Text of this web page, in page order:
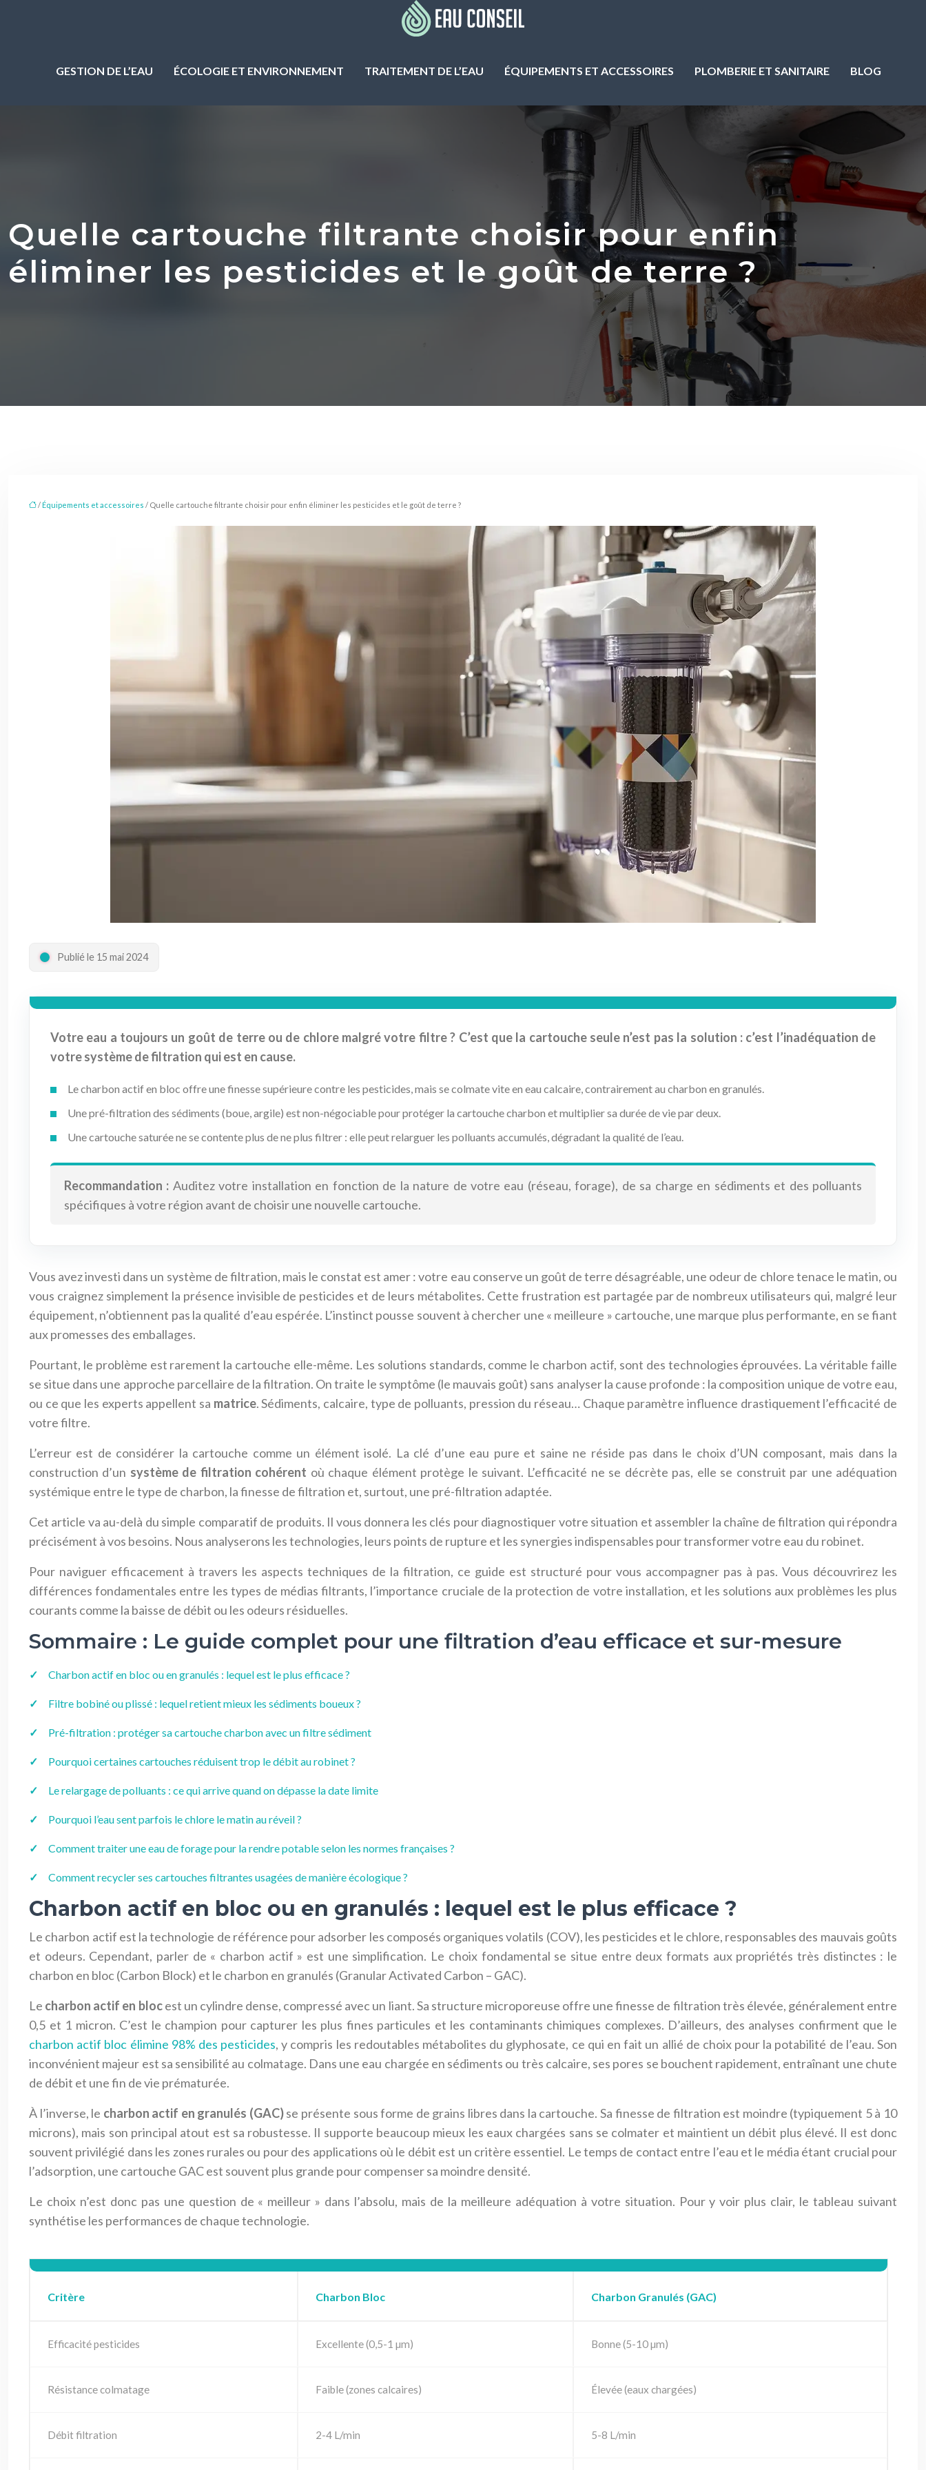
GESTION DE L’EAU ÉCOLOGIE ET ENVIRONNEMENT TRAITEMENT DE L’EAU ÉQUIPEMENTS ET ACCESSOIRES PLOMBERIE ET SANITAIRE BLOG
Quelle cartouche filtrante choisir pour enfin
éliminer les pesticides et le goût de terre ?
/ Équipements et accessoires / Quelle cartouche filtrante choisir pour enfin éliminer les pesticides et le goût de terre ?
Publié le 15 mai 2024
Votre eau a toujours un goût de terre ou de chlore malgré votre filtre ? C’est que la cartouche seule n’est pas la solution : c’est l’inadéquation de
votre système de filtration qui est en cause.
Le charbon actif en bloc offre une finesse supérieure contre les pesticides, mais se colmate vite en eau calcaire, contrairement au charbon en granulés.
Une pré-filtration des sédiments (boue, argile) est non-négociable pour protéger la cartouche charbon et multiplier sa durée de vie par deux.
Une cartouche saturée ne se contente plus de ne plus filtrer : elle peut relarguer les polluants accumulés, dégradant la qualité de l’eau.
Recommandation : Auditez votre installation en fonction de la nature de votre eau (réseau, forage), de sa charge en sédiments et des polluants
spécifiques à votre région avant de choisir une nouvelle cartouche.
Vous avez investi dans un système de filtration, mais le constat est amer : votre eau conserve un goût de terre désagréable, une odeur de chlore tenace le matin, ou
vous craignez simplement la présence invisible de pesticides et de leurs métabolites. Cette frustration est partagée par de nombreux utilisateurs qui, malgré leur
équipement, n’obtiennent pas la qualité d’eau espérée. L’instinct pousse souvent à chercher une « meilleure » cartouche, une marque plus performante, en se fiant
aux promesses des emballages.
Pourtant, le problème est rarement la cartouche elle-même. Les solutions standards, comme le charbon actif, sont des technologies éprouvées. La véritable faille
se situe dans une approche parcellaire de la filtration. On traite le symptôme (le mauvais goût) sans analyser la cause profonde : la composition unique de votre eau,
ou ce que les experts appellent sa matrice. Sédiments, calcaire, type de polluants, pression du réseau… Chaque paramètre influence drastiquement l’efficacité de
votre filtre.
L’erreur est de considérer la cartouche comme un élément isolé. La clé d’une eau pure et saine ne réside pas dans le choix d’UN composant, mais dans la
construction d’un système de filtration cohérent où chaque élément protège le suivant. L’efficacité ne se décrète pas, elle se construit par une adéquation
systémique entre le type de charbon, la finesse de filtration et, surtout, une pré-filtration adaptée.
Cet article va au-delà du simple comparatif de produits. Il vous donnera les clés pour diagnostiquer votre situation et assembler la chaîne de filtration qui répondra
précisément à vos besoins. Nous analyserons les technologies, leurs points de rupture et les synergies indispensables pour transformer votre eau du robinet.
Pour naviguer efficacement à travers les aspects techniques de la filtration, ce guide est structuré pour vous accompagner pas à pas. Vous découvrirez les
différences fondamentales entre les types de médias filtrants, l’importance cruciale de la protection de votre installation, et les solutions aux problèmes les plus
courants comme la baisse de débit ou les odeurs résiduelles.
Sommaire : Le guide complet pour une filtration d’eau efficace et sur-mesure
Charbon actif en bloc ou en granulés : lequel est le plus efficace ?
Filtre bobiné ou plissé : lequel retient mieux les sédiments boueux ?
Pré-filtration : protéger sa cartouche charbon avec un filtre sédiment
Pourquoi certaines cartouches réduisent trop le débit au robinet ?
Le relargage de polluants : ce qui arrive quand on dépasse la date limite
Pourquoi l’eau sent parfois le chlore le matin au réveil ?
Comment traiter une eau de forage pour la rendre potable selon les normes françaises ?
Comment recycler ses cartouches filtrantes usagées de manière écologique ?
Charbon actif en bloc ou en granulés : lequel est le plus efficace ?
Le charbon actif est la technologie de référence pour adsorber les composés organiques volatils (COV), les pesticides et le chlore, responsables des mauvais goûts
et odeurs. Cependant, parler de « charbon actif » est une simplification. Le choix fondamental se situe entre deux formats aux propriétés très distinctes : le
charbon en bloc (Carbon Block) et le charbon en granulés (Granular Activated Carbon – GAC).
Le charbon actif en blocest un cylindre dense, compressé avec un liant. Sa structure microporeuse offre une finesse de filtration très élevée, généralement entre
0,5 et 1 micron. C’est le champion pour capturer les plus fines particules et les contaminants chimiques complexes. D’ailleurs, des analyses confirment que le
charbon actif bloc élimine 98% des pesticides, y compris les redoutables métabolites du glyphosate, ce qui en fait un allié de choix pour la potabilité de l’eau. Son
inconvénient majeur est sa sensibilité au colmatage. Dans une eau chargée en sédiments ou très calcaire, ses pores se bouchent rapidement, entraînant une chute
de débit et une fin de vie prématurée.
À l’inverse, le charbon actif en granulés (GAC)se présente sous forme de grains libres dans la cartouche. Sa finesse de filtration est moindre (typiquement 5 à 10
microns), mais son principal atout est sa robustesse. Il supporte beaucoup mieux les eaux chargées sans se colmater et maintient un débit plus élevé. Il est donc
souvent privilégié dans les zones rurales ou pour des applications où le débit est un critère essentiel. Le temps de contact entre l’eau et le média étant crucial pour
l’adsorption, une cartouche GAC est souvent plus grande pour compenser sa moindre densité.
Le choix n’est donc pas une question de « meilleur » dans l’absolu, mais de la meilleure adéquation à votre situation. Pour y voir plus clair, le tableau suivant
synthétise les performances de chaque technologie.
Critère Charbon Bloc Charbon Granulés (GAC)
Efficacité pesticides Excellente (0,5-1 µm) Bonne (5-10 µm)
Résistance colmatage Faible (zones calcaires) Élevée (eaux chargées)
Débit filtration 2-4 L/min 5-8 L/min